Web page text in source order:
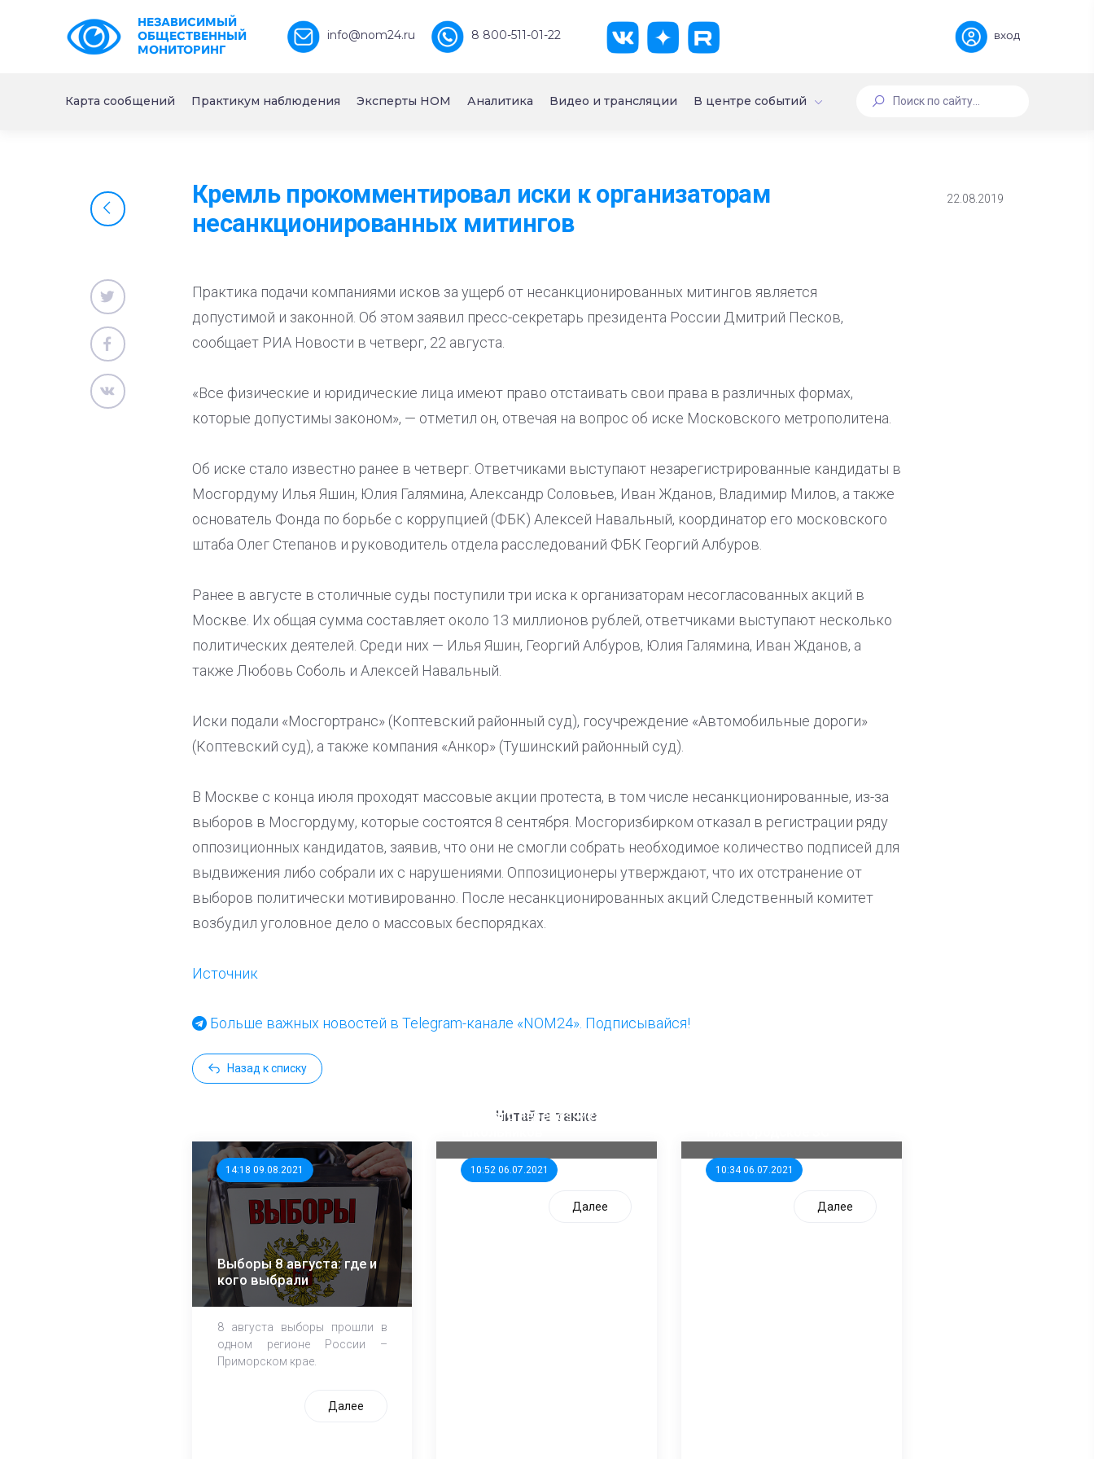
НЕЗАВИСИМЫЙ
ОБЩЕСТВЕННЫЙ
МОНИТОРИНГ
info@nom24.ru 8 800-511-01-22 вход
Карта сообщений Практикум наблюдения Эксперты НОМ Аналитика Видео и трансляции В центре событий
Кремль прокомментировал иски к организаторам
несанкционированных митингов
22.08.2019
Практика подачи компаниями исков за ущерб от несанкционированных митингов является
допустимой и законной. Об этом заявил пресс-секретарь президента России Дмитрий Песков,
сообщает РИА Новости в четверг, 22 августа.
«Все физические и юридические лица имеют право отстаивать свои права в различных формах,
которые допустимы законом», — отметил он, отвечая на вопрос об иске Московского метрополитена.
Об иске стало известно ранее в четверг. Ответчиками выступают незарегистрированные кандидаты в
Мосгордуму Илья Яшин, Юлия Галямина, Александр Соловьев, Иван Жданов, Владимир Милов, а также
основатель Фонда по борьбе с коррупцией (ФБК) Алексей Навальный, координатор его московского
штаба Олег Степанов и руководитель отдела расследований ФБК Георгий Албуров.
Ранее в августе в столичные суды поступили три иска к организаторам несогласованных акций в
Москве. Их общая сумма составляет около 13 миллионов рублей, ответчиками выступают несколько
политических деятелей. Среди них — Илья Яшин, Георгий Албуров, Юлия Галямина, Иван Жданов, а
также Любовь Соболь и Алексей Навальный.
Иски подали «Мосгортранс» (Коптевский районный суд), госучреждение «Автомобильные дороги»
(Коптевский суд), а также компания «Анкор» (Тушинский районный суд).
В Москве с конца июля проходят массовые акции протеста, в том числе несанкционированные, из-за
выборов в Мосгордуму, которые состоятся 8 сентября. Мосгоризбирком отказал в регистрации ряду
оппозиционных кандидатов, заявив, что они не смогли собрать необходимое количество подписей для
выдвижения либо собрали их с нарушениями. Оппозиционеры утверждают, что их отстранение от
выборов политически мотивированно. После несанкционированных акций Следственный комитет
возбудил уголовное дело о массовых беспорядках.
Источник
Больше важных новостей в Telegram-канале «NOM24». Подписывайся!
Назад к списку
Читайте также
14:18 09.08.2021
Выборы 8 августа: где и
кого выбрали
8 августа выборы прошли в
одном регионе России –
Приморском крае.
Далее
10:52 06.07.2021
единого перевозчика для
Далее
10:34 06.07.2021
Далее